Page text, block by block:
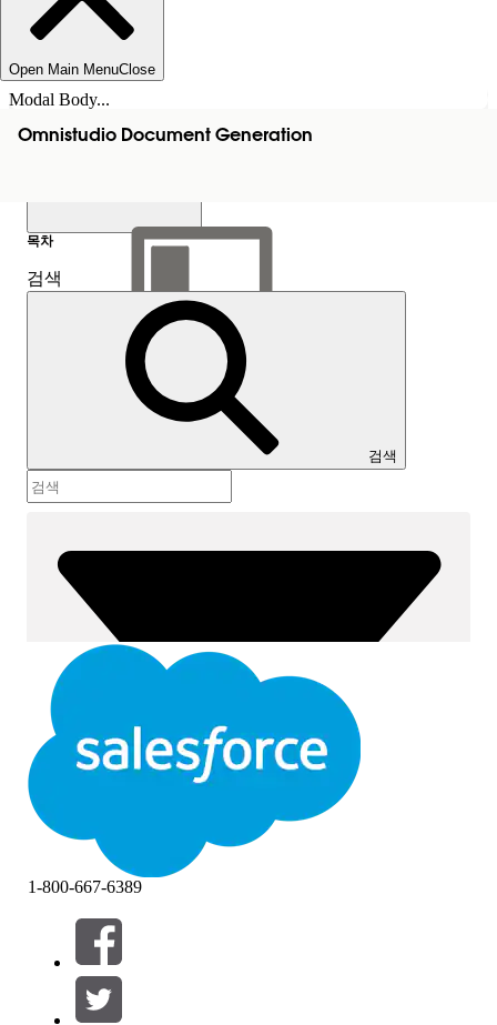
Open Main MenuClose
Modal Body...
Omnistudio Document Generation
목차 표시
목차
검색
검색
필터 기준 (0)
필터 선택
1-800-667-6389